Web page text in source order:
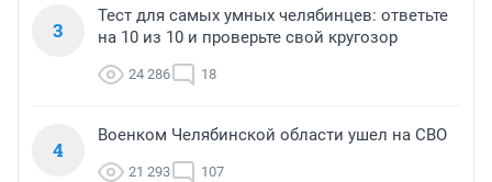
3
Тест для самых умных челябинцев: ответьте
на 10 из 10 и проверьте свой кругозор
24 286 18
4
Военком Челябинской области ушел на СВО
21 293 107